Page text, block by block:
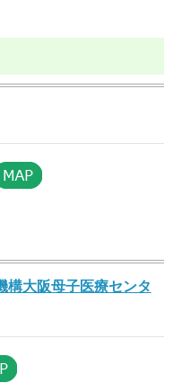
構大阪母子医療センタ